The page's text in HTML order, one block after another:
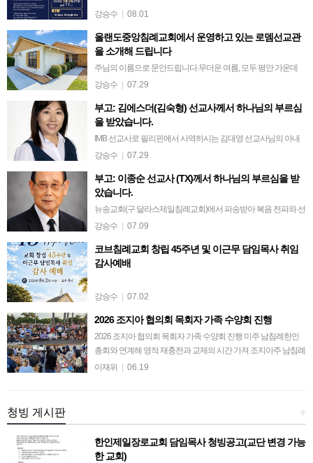
강승수 08.01
올랜도중앙침례교회에서 운영하고 있는 로뎀선교관
을 소개해 드립니다
주님의 이름으로 문안드립니다.무더운 여름, 모두 평안 가운데
지내고 계신지요?올랜도 중앙침례교회에서 운영하고 있는 로뎀
이 헌신하시다가 재충전의 시간이 필요한…
강승수 07.29
부고: 김에스더(김숙형) 선교사께서 하나님의 부르심
을 받았습니다.
IMB 선교사로 필리핀에서 사역하시는 김대영 선교사님의 아내
이신 에스더 선교사께서 64세의 일기로, 2026년 7월 15일(수) 새
타까운 소식을 전해…
강승수 07.29
부고: 이종순 선교사 (TX)께서 하나님의 부르심을 받
았습니다.
뉴송교회(구 달라스제일침례교회)에서 파송받아 복음 전파와 선
교에 헌신하신 이종순 선교사님께서 1988년부터 1995년까지 파
로 하나님의 부르심을 받…
강승수 07.09
코브침례교회 창립 45주년 및 이근무 담임목사 취임
감사예배
강승수 07.02
2026 조지아 협의회 목회자 가족 수양회 진행
2026 조지아 협의회 목회자 가족 수양회 진행 미주 남침례한인
총회와 연계해 영적 재충전과 교제의 시간 가져 조지아주 남침례
회 한인교회 협의회(회장 김데이빗 목사)는 지난 6월 8일부터 9
이재위 06.19
+
청빙 게시판
한인제일장로교회 담임목사 청빙공고(교단 변경 가능
한 교회)